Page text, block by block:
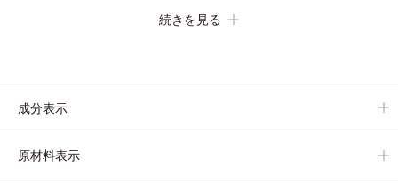
体を作る材料であるたんぱく質12g(*1)をメインに、美を引き出
甘さ控えめのカフェオレ味、濃厚な抹茶味の2味展開。プロテイ
いしくたんぱく質を摂れます。
続きを見る
成分表示
原材料表示